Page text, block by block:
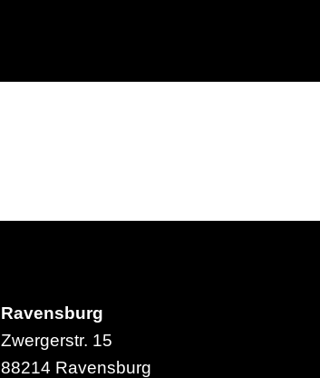
Ravensburg
Zwergerstr. 15
88214 Ravensburg